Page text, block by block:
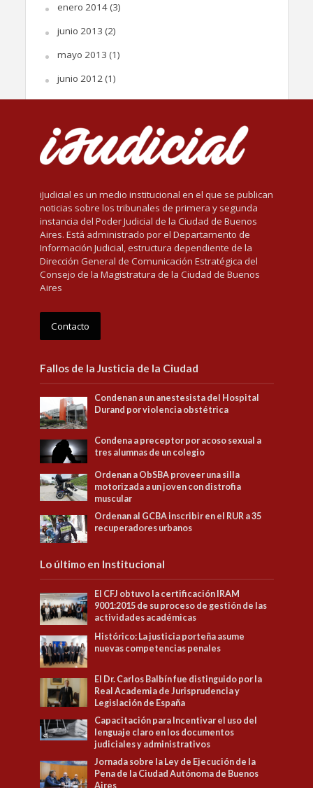
enero 2014(3)
junio 2013 (2)
mayo 2013 (1)
junio 2012(1)
iJudicial es un medio institucional en el que se publican
noticias sobre los tribunales de primera y segunda
instancia del Poder Judicial de la Ciudad de Buenos
Aires. Está administrado por el Departamento de
Información Judicial, estructura dependiente de la
Dirección General de Comunicación Estratégica del
Consejo de la Magistratura de la Ciudad de Buenos
Aires
Contacto
Fallos de la Justicia de la Ciudad
Condenan a un anestesista del Hospital
Durand por violencia obstétrica
Condena a preceptor por acoso sexual a
tres alumnas de un colegio
Ordenan a ObSBA proveer una silla
motorizada a un joven con distrofia
muscular
Ordenan al GCBA inscribir en el RUR a 35
recuperadores urbanos
Lo último en Institucional
El CFJ obtuvo la certificación IRAM
9001:2015 de su proceso de gestión de las
actividades académicas
Histórico: La justicia porteña asume
nuevas competencias penales
El Dr. Carlos Balbín fue distinguido por la
Real Academia de Jurisprudencia y
Legislación de España
Capacitación para Incentivar el uso del
lenguaje claro en los documentos
judiciales y administrativos
Jornada sobre la Ley de Ejecución de la
Pena de la Ciudad Autónoma de Buenos
Aires